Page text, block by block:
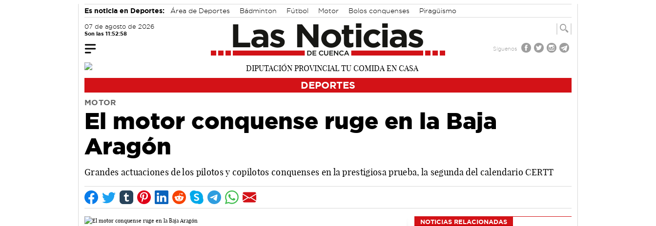
Es noticia en Deportes: Área de Deportes Bádminton Fútbol Motor Bolos conquenses Piragüismo
07 de agosto de 2026
Son las 11:52:59
Síguenos
DEPORTES
MOTOR
El motor conquense ruge en la Baja
Aragón
Grandes actuaciones de los pilotos y copilotos conquenses en la prestigiosa prueba, la segunda del calendario CERTT
NOTICIAS RELACIONADAS